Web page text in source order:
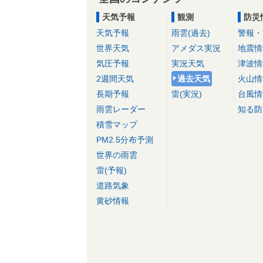
天気予報
天気予報
世界天気
気圧予報
2週間天気
長期予報
雨雲レーダー
積雪マップ
PM2.5分布予測
世界の雨雲
雷(予報)
道路気象
黄砂情報
観測
雨雲(過去)
アメダス実況
実況天気
過去天気
雷(実況)
防災
警報
地震
津波
火山
台風
知る